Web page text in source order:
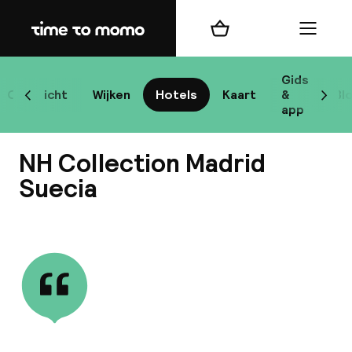
Home
Overzicht Wijken Hotels Kaart
Gids
&
app
Scroll naar links
Winkelmand Menu
NH Collection Madrid
Suecia